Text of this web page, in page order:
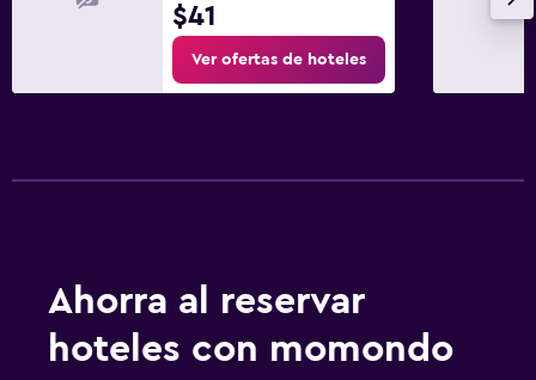
$41
Ver ofertas de hoteles
Ahorra al reservar
hoteles con momondo